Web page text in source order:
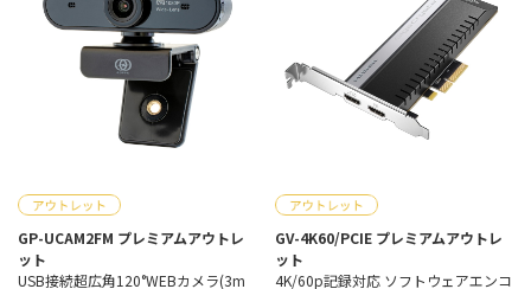
GP-UCAM2FM プレミアムアウトレ
ット
USB接続超広角120°WEBカメラ(3m
GV-4K60/PCIE プレミアムアウトレ
ット
4K/60p記録対応 ソフトウェアエンコ